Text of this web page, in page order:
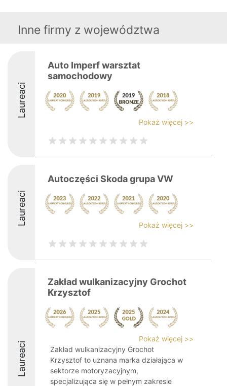
Inne firmy z województwa
Laureaci
Auto Imperf warsztat
samochodowy
Pokaż więcej >>
Laureaci
Autoczęści Skoda grupa VW
Pokaż więcej >>
Laureaci
Zakład wulkanizacyjny Grochot
Krzysztof
Pokaż więcej >>
Zakład wulkanizacyjny Grochot
Krzysztof to uznana marka działająca w
sektorze motoryzacyjnym,
specjalizująca się w pełnym zakresie